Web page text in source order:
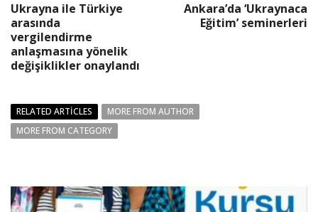
Ukrayna ile Türkiye
arasında
vergilendirme
anlaşmasına yönelik
değişiklikler onaylandı
Ankara’da ‘Ukraynaca
Eğitim’ seminerleri
RELATED ARTICLES
MORE FROM AUTHOR
MORE FROM CATEGORY